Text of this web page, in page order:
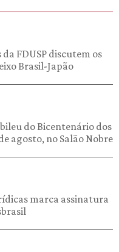
FDUSP discutem os
Brasil-Japão
do Bicentenário dos
agosto, no Salão Nobre
marca assinatura